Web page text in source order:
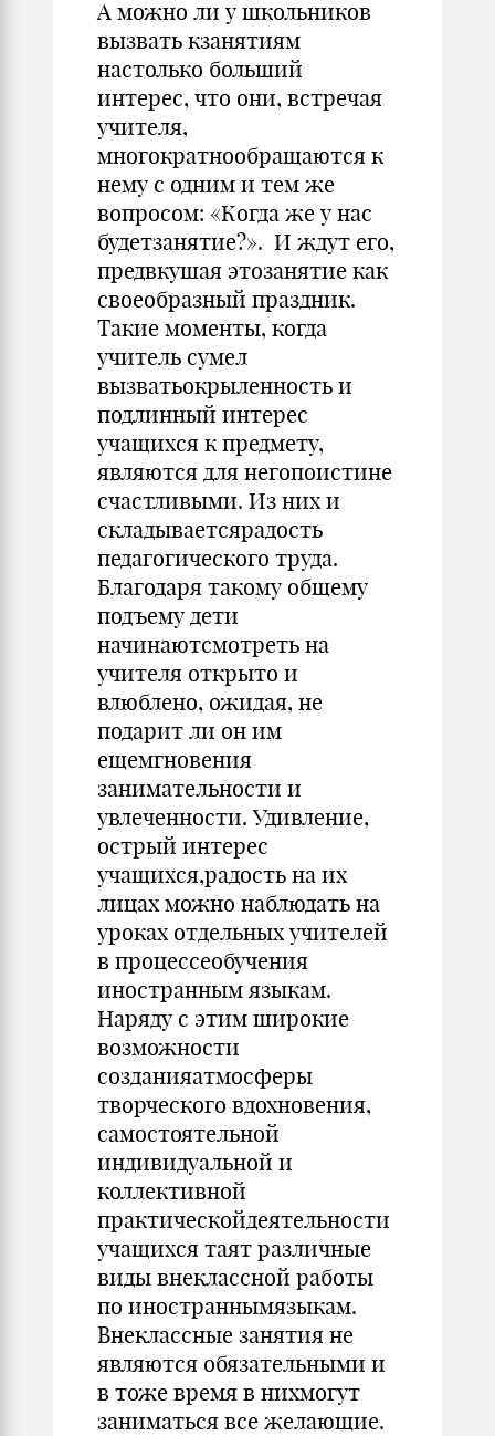
А можно ли у школьников
вызвать кзанятиям
настолько больший
интерес, что они, встречая
учителя,
многократнообращаются к
нему с одним и тем же
вопросом: «Когда же у нас
будетзанятие?». И ждут его,
предвкушая этозанятие как
своеобразный праздник.
Такие моменты, когда
учитель сумел
вызватьокрыленность и
подлинный интерес
учащихся к предмету,
являются для негопоистине
счастливыми. Из них и
складываетсярадость
педагогического труда.
Благодаря такому общему
подъему дети
начинаютсмотреть на
учителя открыто и
влюблено, ожидая, не
подарит ли он им
ещемгновения
занимательности и
увлеченности. Удивление,
острый интерес
учащихся,радость на их
лицах можно наблюдать на
уроках отдельных учителей
в процессеобучения
иностранным языкам.
Наряду с этим широкие
возможности
созданияатмосферы
творческого вдохновения,
самостоятельной
индивидуальной и
коллективной
практическойдеятельности
учащихся таят различные
виды внеклассной работы
по иностраннымязыкам.
Внеклассные занятия не
являются обязательными и
в тоже время в нихмогут
заниматься все желающие.